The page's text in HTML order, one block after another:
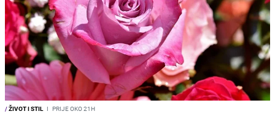
/ŽIVOT I STIL I PRIJE OKO 21H